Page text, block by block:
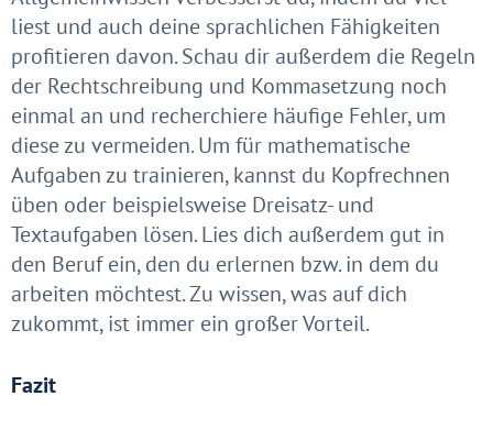
liest und auch deine sprachlichen Fähigkeiten
profitieren davon. Schau dir außerdem die Regeln
der Rechtschreibung und Kommasetzung noch
einmal an und recherchiere häufige Fehler, um
diese zu vermeiden. Um für mathematische
Aufgaben zu trainieren, kannst du Kopfrechnen
üben oder beispielsweise Dreisatz- und
Textaufgaben lösen. Lies dich außerdem gut in
den Beruf ein, den du erlernen bzw. in dem du
arbeiten möchtest. Zu wissen, was auf dich
zukommt, ist immer ein großer Vorteil.
Fazit